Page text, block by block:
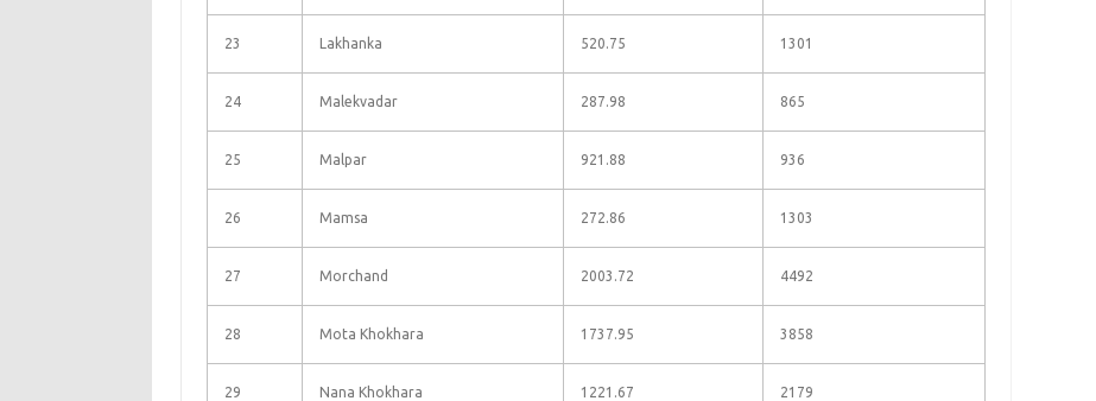
23 Lakhanka 520.75 1301
24 Malekvadar 287.98 865
25 Malpar 921.88 936
26 Mamsa 272.86 1303
27 Morchand 2003.72 4492
28 Mota Khokhara 1737.95 3858
29 Nana Khokhara 1221.67 2179